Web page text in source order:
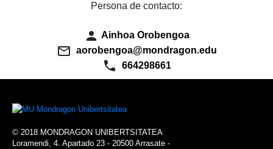
Persona de contacto:
person Ainhoa Orobengoa
mail_outline aorobengoa@mondragon.edu
phone 664298661
© 2018 MONDRAGON UNIBERTSITATEA
Loramendi, 4. Apartado 23 - 20500 Arrasate -